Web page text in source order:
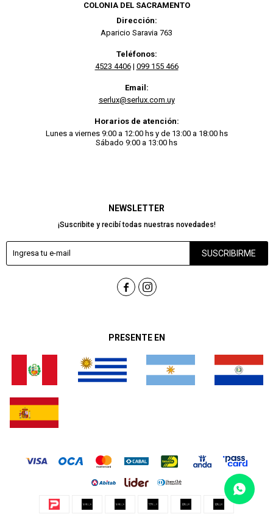
PRESENTE EN
NEWSLETTER
¡Suscribite y recibí todas nuestras novedades!
SUSCRIBIRME
 
COLONIA DEL SACRAMENTO
Dirección:
Aparicio Saravia 763
Teléfonos:
4523 4406| 099 155 466
Email:
serlux@serlux.com.uy
Horarios de atención:
Lunes a viernes 9:00 a 12:00 hs y de 13:00 a 18:00 hs
Sábado 9:00 a 13:00 hs